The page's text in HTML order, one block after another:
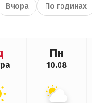
Вчора По годинах
Пн
10.08